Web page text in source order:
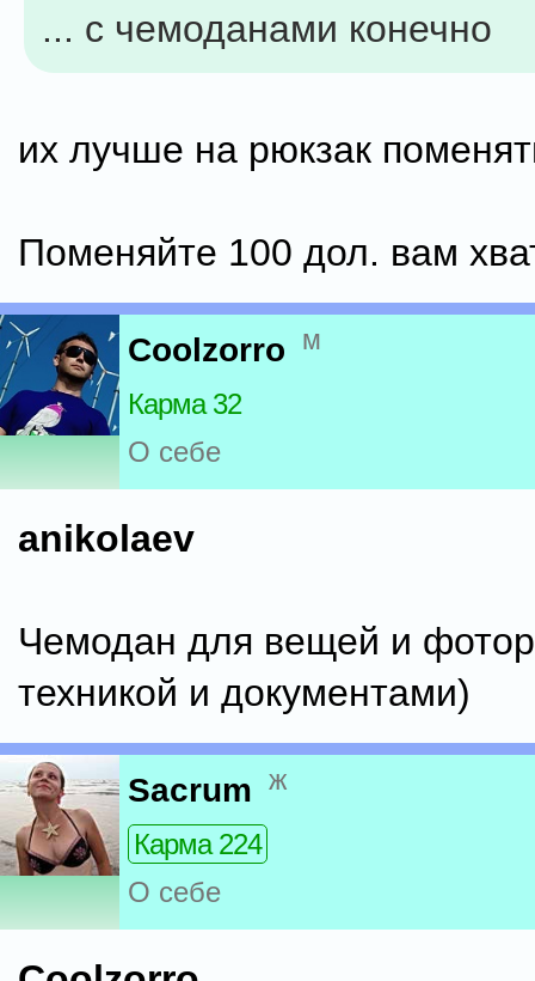
... с чемоданами конечно
их лучше на рюкзак
Поменяйте 100 дол. вам
Coolzorro м
Карма 32
О себе
anikolaev
Чемодан для вещей и
техникой и документами)
Sacrum ж
Карма 224
О себе